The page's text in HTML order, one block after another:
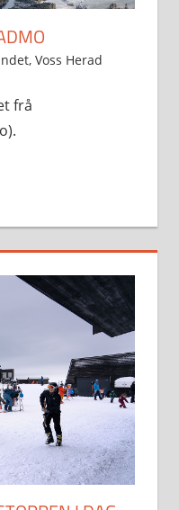
, Voss Herad
frå